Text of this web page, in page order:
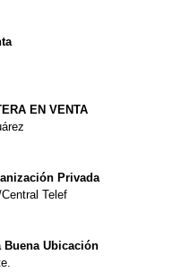
EN VENTA
Privada
Telef
Buena Ubicación